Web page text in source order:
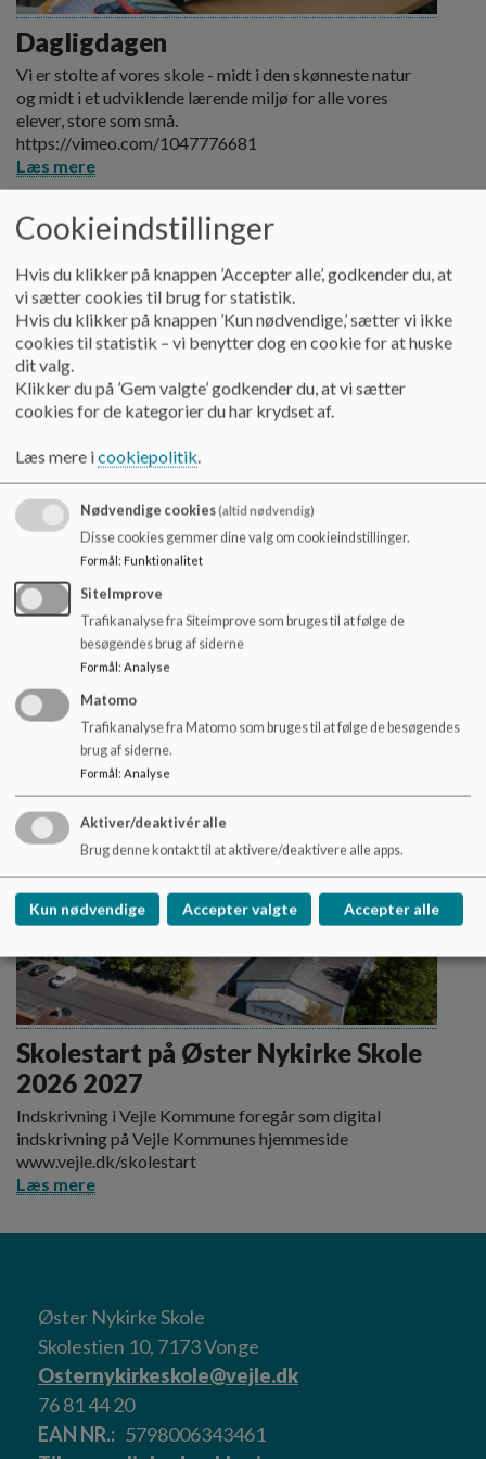
Dagligdagen
Vi er stolte af vores skole - midt i den skønneste natur
og midt i et udviklende lærende miljø for alle vores
elever, store som små.
https://vimeo.com/1047776681
Læs mere
Pædagogisk praksis
Alle elever skal behandles ens, og derfor forskelligt.
Derfor er det vigtigt at vide, at vi på Øster Nykirke
Skole ser det hele menneske, og ikke kun eleven.
Læs mere
Skolestart på Øster Nykirke Skole
2026 2027
Indskrivning i Vejle Kommune foregår som digital
indskrivning på Vejle Kommunes hjemmeside
www.vejle.dk/skolestart
Læs mere
Øster Nykirke Skole
Skolestien 10, 7173 Vonge
Osternykirkeskole@vejle.dk
76 81 44 20
EAN NR.
5798006343461
Cookieindstillinger
Hvis du klikker på knappen ’Accepter alle’, godkender du, at
vi sætter cookies til brug for statistik.
Hvis du klikker på knappen ’Kun nødvendige,’ sætter vi ikke
cookies til statistik – vi benytter dog en cookie for at huske
dit valg.
Klikker du på ’Gem valgte’ godkender du, at vi sætter
cookies for de kategorier du har krydset af.
Læs mere icookiepolitik.
Nødvendige cookies(altid nødvendig)
Disse cookies gemmer dine valg om cookieindstillinger.
Formål: Funktionalitet
SiteImprove
Trafikanalyse fra Siteimprove som bruges til at følge de
besøgendes brug af siderne
Formål: Analyse
Matomo
Trafikanalyse fra Matomo som bruges til at følge de besøgendes
brug af siderne.
Formål: Analyse
Aktiver/deaktivér alle
Brug denne kontakt til at aktivere/deaktivere alle apps.
Kun nødvendige Accepter valgte Accepter alle